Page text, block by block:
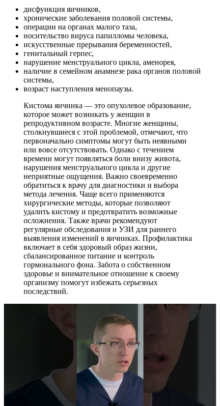
дисфункция яичников,
хронические заболевания половой системы,
операции на органах малого таза,
носительство вируса папилломы человека,
искусственные прерывания беременностей,
генитальный герпес,
нарушение менструального цикла, аменорея,
наличие в семейном анамнезе рака органов половой
системы,
возраст наступления менопаузы.
Кистома яичника — это опухолевое образование,
которое может возникать у женщин в
репродуктивном возрасте. Многие женщины,
столкнувшиеся с этой проблемой, отмечают, что
первоначально симптомы могут быть неявными
или вовсе отсутствовать. Однако с течением
времени могут появляться боли внизу живота,
нарушения менструального цикла и другие
неприятные ощущения. Важно своевременно
обратиться к врачу для диагностики и выбора
метода лечения. Чаще всего применяются
хирургические методы, которые позволяют
удалить кистому и предотвратить возможные
осложнения. Также врачи рекомендуют
регулярные обследования и УЗИ для раннего
выявления изменений в яичниках. Профилактика
включает в себя здоровый образ жизни,
сбалансированное питание и контроль
гормонального фона. Забота о собственном
здоровье и внимательное отношение к своему
организму помогут избежать серьезных
последствий.